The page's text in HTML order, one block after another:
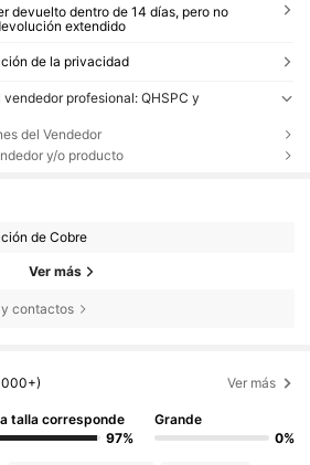
devuelto dentro de 14 días, pero no
extendido
de la privacidad
vendedor profesional: QHSPC y
del Vendedor
y/o producto
de Cobre
Ver más
contactos
Ver más
talla corresponde
97%
Grande
0%